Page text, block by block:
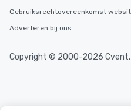
Gebruiksrechtovereenkomst
Adverteren bij ons
Copyright © 2000-2026 Cvent,